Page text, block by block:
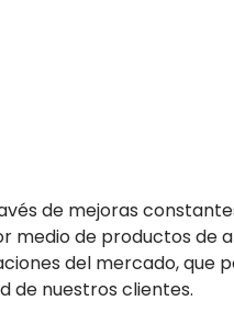
de mejoras
medio de productos de
del mercado, que
de nuestros clientes.